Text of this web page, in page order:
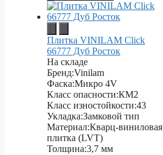
Плитка VINILAM Click
66777 Дуб Росток
На складе
Бренд:Vinilam
Фаска:Микро 4V
Класс опасности:КМ2
Класс изностойкости:43
Укладка:Замковой тип
Материал:Кварц-виниловая
плитка (LVT)
Толщина:3,7 мм